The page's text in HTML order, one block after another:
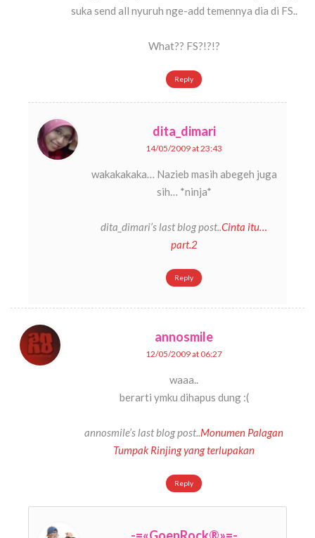
suka send all nyuruh nge-add temennya dia di FS..
What?? FS?!?!?
Reply
dita_dimari
14/05/2009 at 23:43
wakakakaka… Nazieb masih abegeh juga
sih… *ninja*
dita_dimari’s last blog post..Cinta itu…
part.2
Reply
annosmile
12/05/2009 at 06:27
waaa..
berarti ymku dihapus dung :(
annosmile’s last blog post..Monumen Palagan
Tumpak Rinjing yang terlupakan
Reply